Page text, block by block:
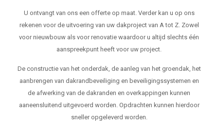
U ontvangt van ons een offerte op maat. Verder kan u op ons
rekenen voor de uitvoering van uw dakproject van A tot Z. Zowel
voor nieuwbouw als voor renovatie waardoor u altijd slechts één
aanspreekpunt heeft voor uw project.
De constructie van het onderdak, de aanleg van het groendak, het
aanbrengen van dakrandbeveiliging en beveiligingssystemen en
de afwerking van de dakranden en overkappingen kunnen
aaneensluitend uitgevoerd worden. Opdrachten kunnen hierdoor
sneller opgeleverd worden.